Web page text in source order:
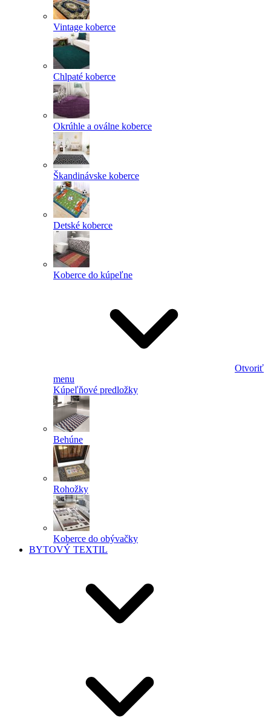
Vintage koberce
Chlpaté koberce
Okrúhle a oválne koberce
Škandinávske koberce
Detské koberce
Koberce do kúpeľne
Otvoriť
menu
Kúpeľňové predložky
Behúne
Rohožky
Koberce do obývačky
BYTOVÝ TEXTIL